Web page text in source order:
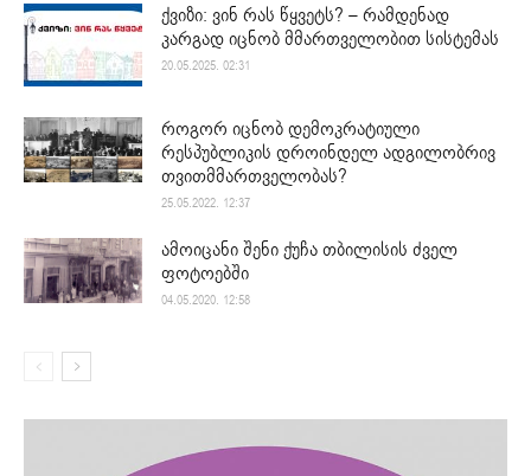
ქვიზი: ვინ რას წყვეტს? – რამდენად
კარგად იცნობ მმართველობით სისტემას
20.05.2025. 02:31
როგორ იცნობ დემოკრატიული
რესპუბლიკის დროინდელ ადგილობრივ
თვითმმართველობას?
25.05.2022. 12:37
ამოიცანი შენი ქუჩა თბილისის ძველ
ფოტოებში
04.05.2020. 12:58